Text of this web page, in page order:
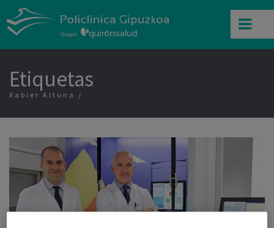
Etiquetas
Xabier Altuna